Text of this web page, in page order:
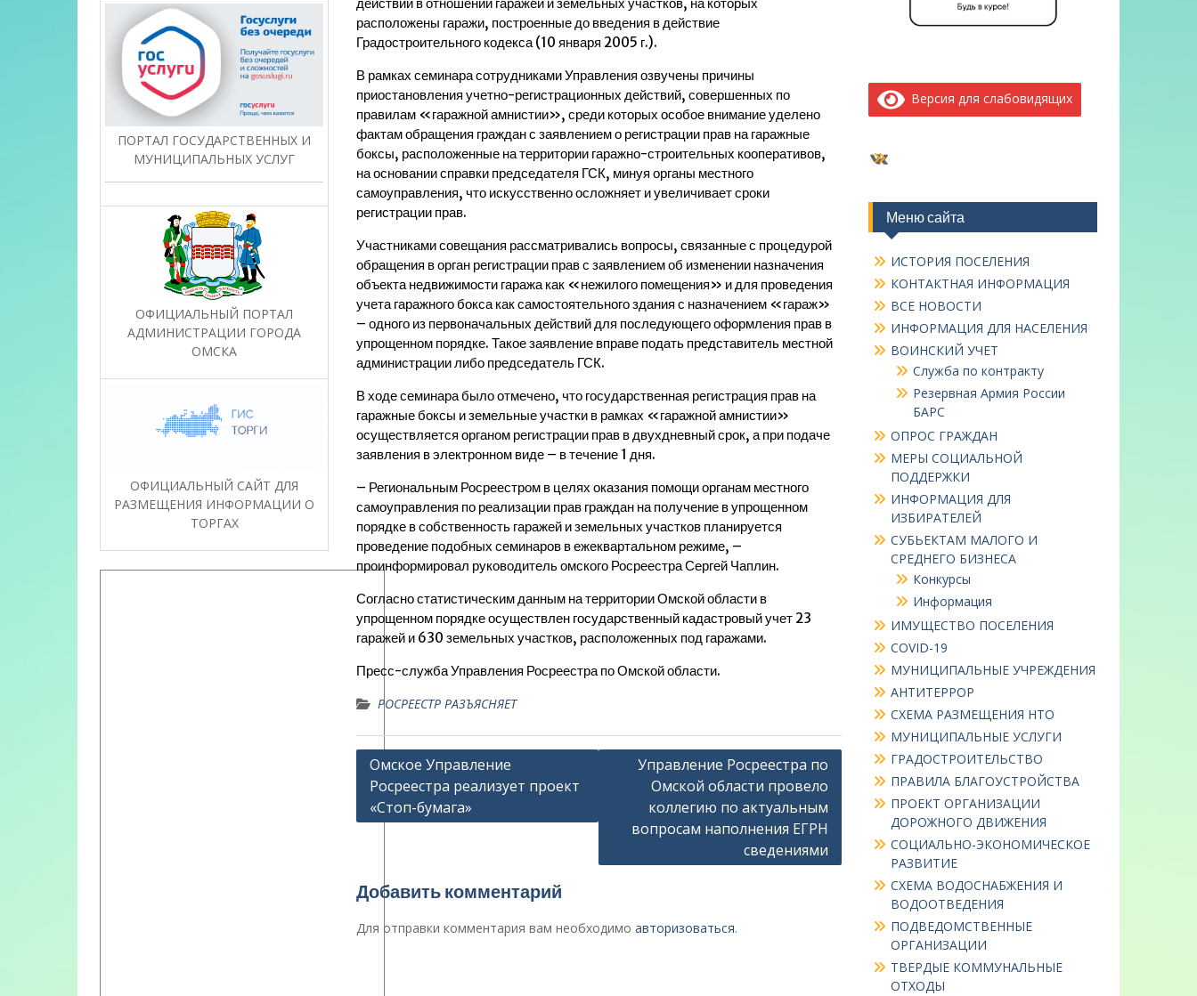
действий в отношении гаражей и земельных участков, на которых
расположены гаражи, построенные до введения в действие
Градостроительного кодекса (10 января 2005 г.).
В рамках семинара сотрудниками Управления озвучены причины
приостановления учетно-регистрационных действий, совершенных по
правилам «гаражной амнистии», среди которых особое внимание уделено
фактам обращения граждан с заявлением о регистрации прав на гаражные
боксы, расположенные на территории гаражно-строительных кооперативов,
на основании справки председателя ГСК, минуя органы местного
самоуправления, что искусственно осложняет и увеличивает сроки
регистрации прав.
Участниками совещания рассматривались вопросы, связанные с процедурой
обращения в орган регистрации прав с заявлением об изменении назначения
объекта недвижимости гаража как «нежилого помещения» и для проведения
учета гаражного бокса как самостоятельного здания с назначением «гараж»
– одного из первоначальных действий для последующего оформления прав в
упрощенном порядке. Такое заявление вправе подать представитель местной
администрации либо председатель ГСК.
В ходе семинара было отмечено, что государственная регистрация прав на
гаражные боксы и земельные участки в рамках «гаражной амнистии»
осуществляется органом регистрации прав в двухдневный срок, а при подаче
заявления в электронном виде – в течение 1 дня.
– Региональным Росреестром в целях оказания помощи органам местного
самоуправления по реализации прав граждан на получение в упрощенном
порядке в собственность гаражей и земельных участков планируется
проведение подобных семинаров в ежеквартальном режиме, –
проинформировал руководитель омского Росреестра Сергей Чаплин.
Согласно статистическим данным на территории Омской области в
упрощенном порядке осуществлен государственный кадастровый учет 23
гаражей и 630 земельных участков, расположенных под гаражами.
Пресс-служба Управления Росреестра по Омской области.
РОСРЕЕСТР РАЗЪЯСНЯЕТ
Навигация
по
записям
Омское Управление
Росреестра реализует проект
«Стоп-бумага»
Управление Росреестра по
Омской области провело
коллегию по актуальным
вопросам наполнения ЕГРН
сведениями
Добавить комментарий
Для отправки комментария вам необходимо авторизоваться.
Версия для слабовидящих
ВКонтакте
Меню сайта
ИСТОРИЯ ПОСЕЛЕНИЯ
КОНТАКТНАЯ ИНФОРМАЦИЯ
ВСЕ НОВОСТИ
ИНФОРМАЦИЯ ДЛЯ НАСЕЛЕНИЯ
ВОИНСКИЙ УЧЕТ
Служба по контракту
Резервная Армия России
БАРС
ОПРОС ГРАЖДАН
МЕРЫ СОЦИАЛЬНОЙ
ПОДДЕРЖКИ
ИНФОРМАЦИЯ ДЛЯ
ИЗБИРАТЕЛЕЙ
СУБЬЕКТАМ МАЛОГО И
СРЕДНЕГО БИЗНЕСА
Конкурсы
Информация
ИМУЩЕСТВО ПОСЕЛЕНИЯ
COVID-19
МУНИЦИПАЛЬНЫЕ УЧРЕЖДЕНИЯ
АНТИТЕРРОР
СХЕМА РАЗМЕЩЕНИЯ НТО
МУНИЦИПАЛЬНЫЕ УСЛУГИ
ГРАДОСТРОИТЕЛЬСТВО
ПРАВИЛА БЛАГОУСТРОЙСТВА
ПРОЕКТ ОРГАНИЗАЦИИ
ДОРОЖНОГО ДВИЖЕНИЯ
СОЦИАЛЬНО-ЭКОНОМИЧЕСКОЕ
РАЗВИТИЕ
СХЕМА ВОДОСНАБЖЕНИЯ И
ВОДООТВЕДЕНИЯ
ПОДВЕДОМСТВЕННЫЕ
ОРГАНИЗАЦИИ
ТВЕРДЫЕ КОММУНАЛЬНЫЕ
ОТХОДЫ
ПОРТАЛ ГОСУДАРСТВЕННЫХ И
МУНИЦИПАЛЬНЫХ УСЛУГ
ОФИЦИАЛЬНЫЙ ПОРТАЛ
АДМИНИСТРАЦИИ ГОРОДА
ОМСКА
ОФИЦИАЛЬНЫЙ САЙТ ДЛЯ
РАЗМЕЩЕНИЯ ИНФОРМАЦИИ О
ТОРГАХ